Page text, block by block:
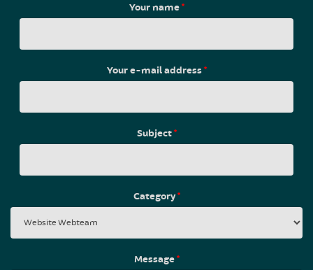
Your name*
Your e-mail address*
Subject*
Category*
Message*